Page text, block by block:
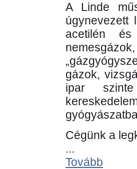
A Linde
úgynevezett
acetilén és
gázok,
ipar
Cégünk a
...
Tovább